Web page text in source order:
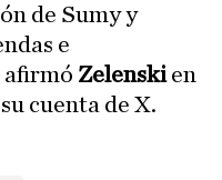
de Sumy y
e
afirmó Zelenskien
cuenta de X.